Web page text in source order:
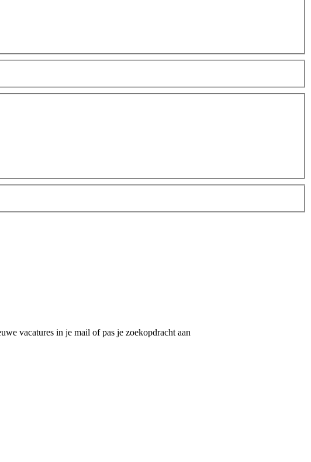
vacatures in je mail of pas je zoekopdracht aan